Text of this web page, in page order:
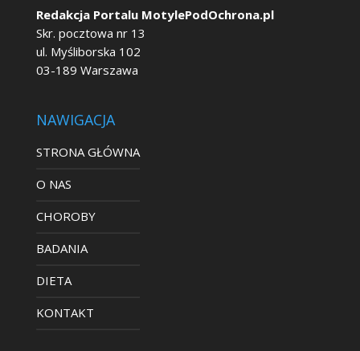
Redakcja Portalu MotylePodOchrona.pl
Skr. pocztowa nr 13
ul. Myśliborska 102
03-189 Warszawa
NAWIGACJA
STRONA GŁÓWNA
O NAS
CHOROBY
BADANIA
DIETA
KONTAKT